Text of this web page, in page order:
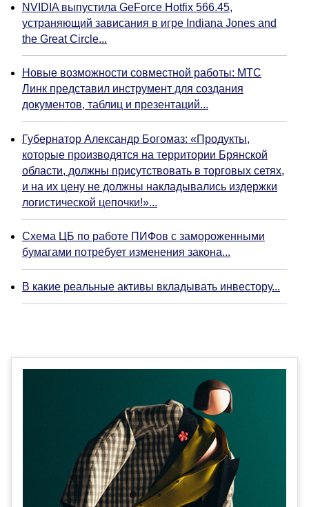
NVIDIA выпустила GeForce Hotfix 566.45,
устраняющий зависания в игре Indiana Jones and
the Great Circle...
Новые возможности совместной работы: МТС
Линк представил инструмент для создания
документов, таблиц и презентаций...
Губернатор Александр Богомаз: «Продукты,
которые производятся на территории Брянской
области, должны присутствовать в торговых сетях,
и на их цену не должны накладывались издержки
логистической цепочки!»...
Схема ЦБ по работе ПИФов с замороженными
бумагами потребует изменения закона...
В какие реальные активы вкладывать инвестору...